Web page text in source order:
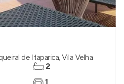
de Itaparica,Vila Velha
2
1